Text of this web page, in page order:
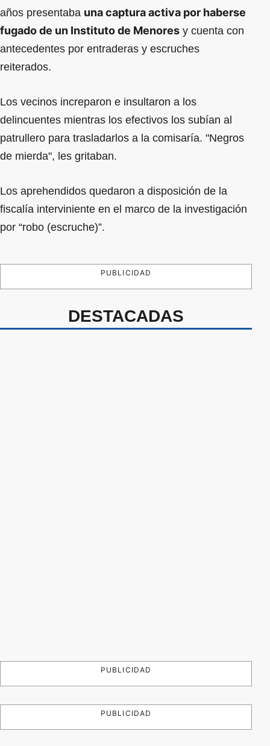
años presentaba una captura activa por haberse
fugado de un Instituto de Menores y cuenta con
antecedentes por entraderas y escruches
reiterados.
Los vecinos increparon e insultaron a los
delincuentes mientras los efectivos los subían al
patrullero para trasladarlos a la comisaría. "Negros
de mierda", les gritaban.
Los aprehendidos quedaron a disposición de la
fiscalía interviniente en el marco de la investigación
por “robo (escruche)”.
PUBLICIDAD
DESTACADAS
PUBLICIDAD
PUBLICIDAD